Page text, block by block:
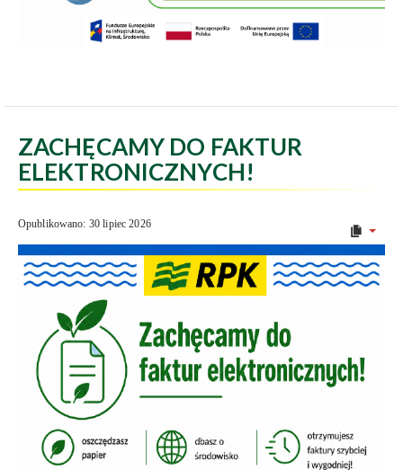
ZACHĘCAMY DO FAKTUR
ELEKTRONICZNYCH!
Opublikowano: 30 lipiec 2026